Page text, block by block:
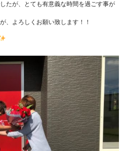
たが、とても有意義な時間を過ごす事が
、よろしくお願い致します！！